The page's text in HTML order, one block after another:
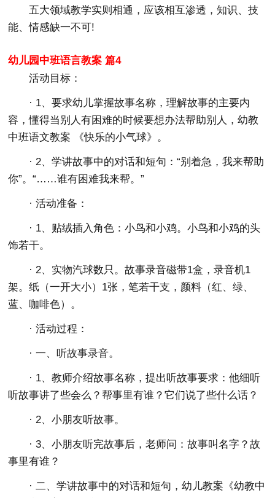
五大领域教学实则相通，应该相互渗透，知识、技
能、情感缺一不可!
幼儿园中班语言教案 篇4
活动目标：
· 1、要求幼儿掌握故事名称，理解故事的主要内
容，懂得当别人有困难的时候要想办法帮助别人，幼教
中班语文教案 《快乐的小气球》。
· 2、学讲故事中的对话和短句：“别着急，我来帮助
你”。“……谁有困难我来帮。”
· 活动准备：
· 1、贴绒插入角色：小鸟和小鸡。小鸟和小鸡的头
饰若干。
· 2、实物汽球数只。故事录音磁带1盒，录音机1
架。纸（一开大小）1张，笔若干支，颜料（红、绿、
蓝、咖啡色）。
· 活动过程：
· 一、听故事录音。
· 1、教师介绍故事名称，提出听故事要求：他细听
听故事讲了些会么？帮事里有谁？它们说了些什么话？
· 2、小朋友听故事。
· 3、小朋友听完故事后，老师问：故事叫名字？故
事里有谁？
· 二、学讲故事中的对话和短句，幼儿教案《幼教中